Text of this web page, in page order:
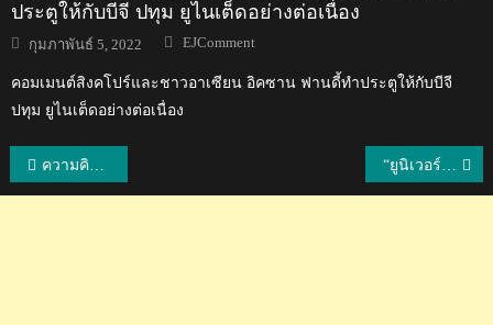
ประตูให้กับบีจี ปทุม ยูไนเต็ดอย่างต่อเนื่อง
Posted
on
กุมภาพันธ์ 5, 2022 Author
EJComment
คอมเมนต์สิงคโปร์และชาวอาเซียน อิคซาน ฟานดี้ทำประตูให้กับบีจี
ปทุม ยูไนเต็ดอย่างต่อเนื่อง
แนะแนว
ความคิดเห็นแฟนเวียดนามและฟิลิปปินส์เกี่ยวกับรอบรองชนะเลิศ AVC Cup 2018 “ยูนิเวอร์แซล” คว้าลิขสิทธิ์สร้างภาพยนตร์ภารกิจกู้ภัยถ้ำหลวง